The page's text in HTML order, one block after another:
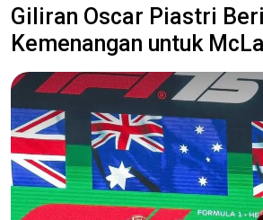
Giliran Oscar Piastri Beri
Kemenangan untuk